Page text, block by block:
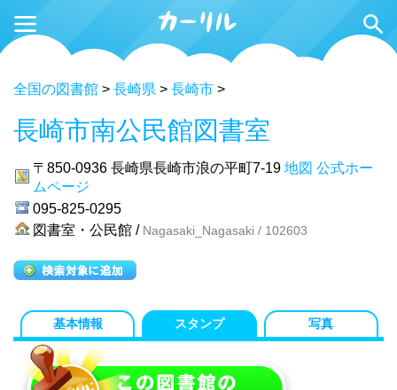
全国の図書館 > 長崎県 > 長崎市 >
長崎市南公民館図書室
〒850-0936 長崎県長崎市浪の平町7-19 地図 公式ホー
ムページ
095-825-0295
図書室・公民館 / Nagasaki_Nagasaki / 102603
基本情報 スタンプ 写真